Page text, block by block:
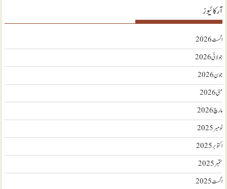
آرکائیوز
اگست 2026
جولائی 2026
جون 2026
مئی 2026
مارچ 2026
نومبر 2025
اکتوبر 2025
ستمبر 2025
اگست 2025